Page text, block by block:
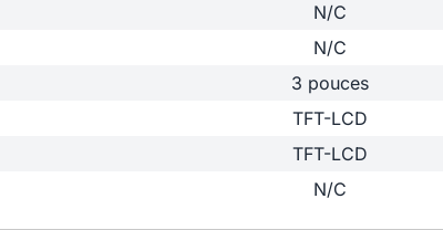
N/C
N/C
3 pouces
TFT-LCD
TFT-LCD
N/C